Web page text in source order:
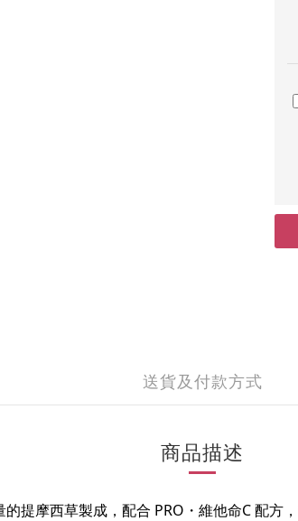
送貨及付款方式
商品描述
提摩西草製成， 配合 PRO・維他命C 配方